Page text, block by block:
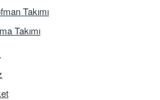
Takımı
Takımı